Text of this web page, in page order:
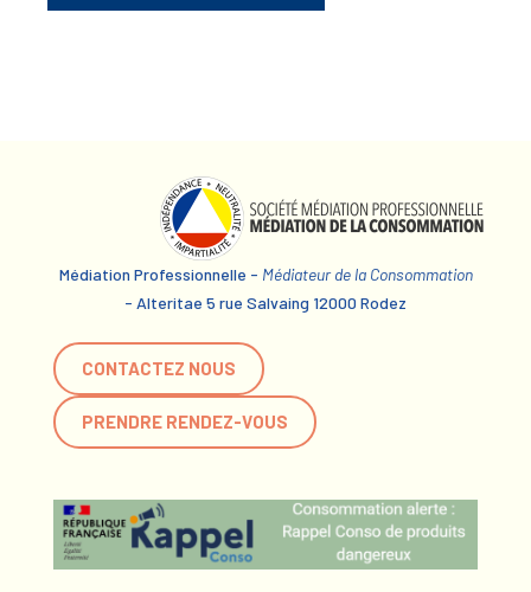
Médiation Professionnelle - Médiateur de la Consommation
- Alteritae 5 rue Salvaing 12000 Rodez
CONTACTEZ NOUS
PRENDRE RENDEZ-VOUS